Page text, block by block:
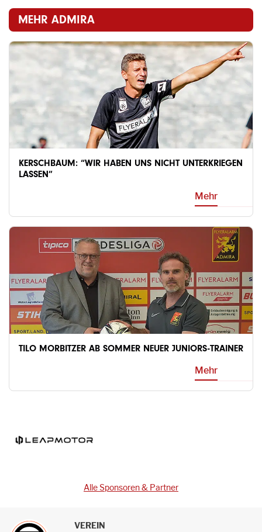
MEHR ADMIRA
KERSCHBAUM: “WIR HABEN UNS NICHT UNTERKRIEGEN
LASSEN”
Mehr
TILO MORBITZER AB SOMMER NEUER JUNIORS-TRAINER
Mehr
Alle Sponsoren & Partner
VEREIN